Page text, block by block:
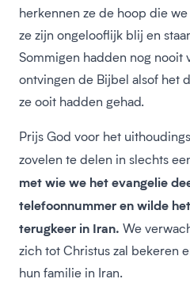
herkennen ze de hoop die
ze zijn ongelooflijk blij en
Sommigen hadden nog nooit
ontvingen de Bijbel alsof het
ze ooit hadden gehad.
Prijs God voor het
zovelen te delen in slechts
met wie we het evangelie
telefoonnummer en wilde
terugkeer in Iran. We
zich tot Christus zal bekeren
hun familie in Iran.